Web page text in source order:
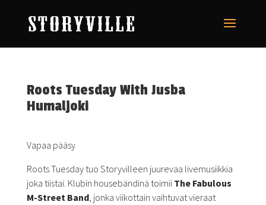
Roots Tuesday With Jusba
Humaljoki
Vapaa pääsy
Roots Tuesday tuo Storyvilleen juurevaa livemusiikkia
joka tiistai. Klubin housebändinä toimii The Fabulous
M-Street Band, jonka viikottain vaihtuvat vieraat